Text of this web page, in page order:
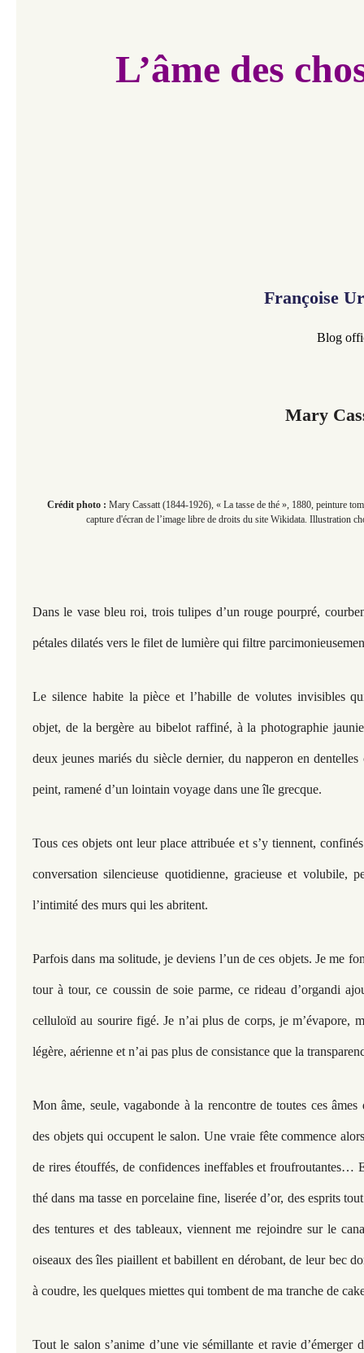
L’âme des
Françoise
Blog
Mary
Crédit photo : Mary Cassatt (1844-1926), « La tasse de thé », 1880, peinture
capture d'écran de l’image libre de droits du site Wikidata. Illustration
Dans le vase bleu roi, trois tulipes d’un rouge pourpré,
pétales dilatés vers le filet de lumière qui filtre
Le silence habite la pièce et l’habille de volutes invisibles
objet, de la bergère au bibelot raffiné, à la photographie
deux jeunes mariés du siècle dernier, du napperon en
peint, ramené d’un lointain voyage dans une île grecque.
Tous ces objets ont leur place attribuée et s’y tiennent,
conversation silencieuse quotidienne, gracieuse et volubile,
l’intimité des murs qui les abritent.
Parfois dans ma solitude, je deviens l’un de ces objets. Je me
tour à tour, ce coussin de soie parme, ce rideau d’organdi
celluloïd au sourire figé. Je n’ai plus de corps, je m’évapore,
légère, aérienne et n’ai pas plus de consistance que la
Mon âme, seule, vagabonde à la rencontre de toutes ces âmes
des objets qui occupent le salon. Une vraie fête commence
de rires étouffés, de confidences ineffables et froufroutantes…
thé dans ma tasse en porcelaine fine, liserée d’or, des esprits
des tentures et des tableaux, viennent me rejoindre sur le
oiseaux des îles piaillent et babillent en dérobant, de leur bec
à coudre, les quelques miettes qui tombent de ma tranche de
Tout le salon s’anime d’une vie sémillante et ravie d’émerger